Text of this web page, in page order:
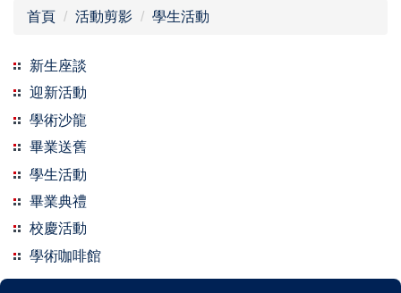
首頁 活動剪影 學生活動
新生座談
迎新活動
學術沙龍
畢業送舊
學生活動
畢業典禮
校慶活動
學術咖啡館